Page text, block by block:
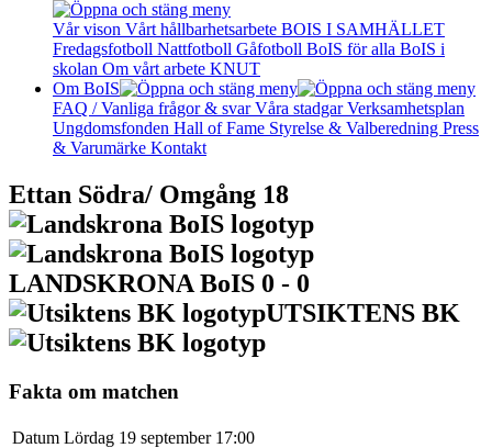
Vår vison Vårt hållbarhetsarbete BOIS I SAMHÄLLET
Fredagsfotboll Nattfotboll Gåfotboll BoIS för alla BoIS i
skolan Om vårt arbete KNUT
Om BoIS
FAQ / Vanliga frågor & svarVåra stadgarVerksamhetsplan
Ungdomsfonden Hall of Fame Styrelse & Valberedning Press
& Varumärke Kontakt
Ettan Södra/ Omgång 18
LANDSKRONA BoIS 0 - 0
UTSIKTENS BK
Fakta om matchen
Datum Lördag 19 september 17:00